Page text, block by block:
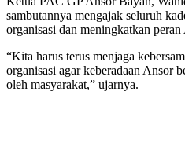
sambutannya mengajak seluruh
organisasi dan meningkatkan
“Kita harus terus menjaga
organisasi agar keberadaan Ansor
oleh masyarakat,” ujarnya.